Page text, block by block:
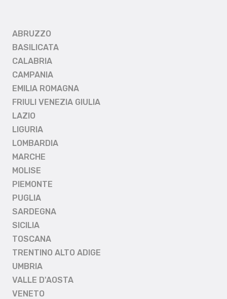
ABRUZZO
BASILICATA
CALABRIA
CAMPANIA
EMILIA ROMAGNA
FRIULI VENEZIA GIULIA
LAZIO
LIGURIA
LOMBARDIA
MARCHE
MOLISE
PIEMONTE
PUGLIA
SARDEGNA
SICILIA
TOSCANA
TRENTINO ALTO ADIGE
UMBRIA
VALLE D'AOSTA
VENETO